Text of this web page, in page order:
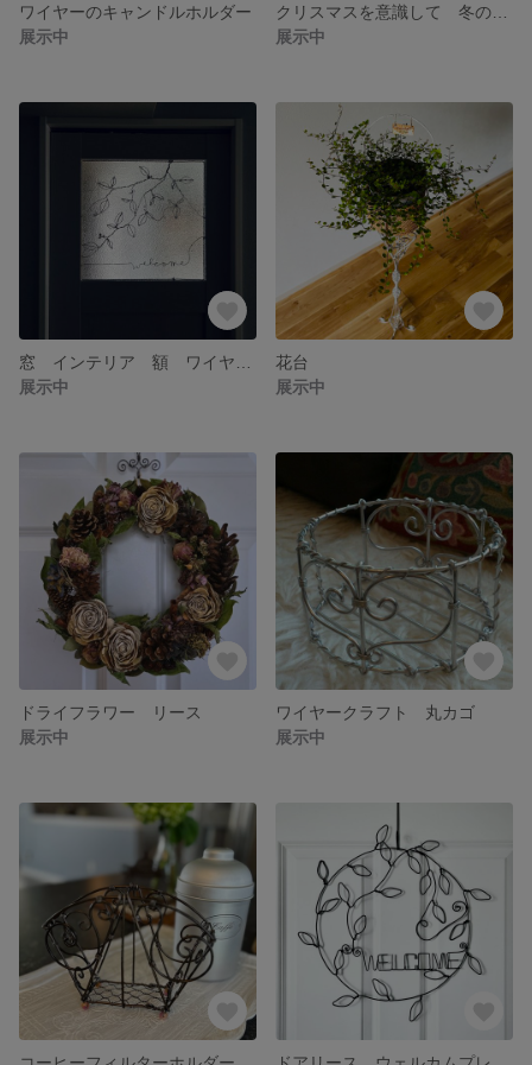
ワイヤーのキャンドルホルダー
展示中
展示中
展示中
花台
展示中
ドライフラワー リース
展示中
ワイヤークラフト 丸カゴ
展示中